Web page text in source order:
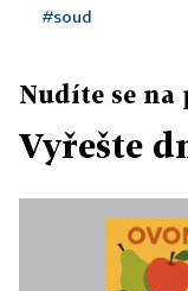
#soud
Nudíte se na
Vyřešte